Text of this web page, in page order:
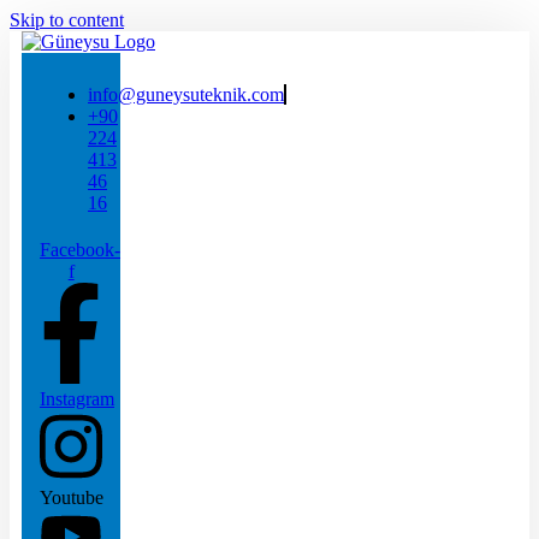
Skip to content
info@guneysuteknik.com
+90
224
413
46
16
Facebook-
f
Instagram
Youtube